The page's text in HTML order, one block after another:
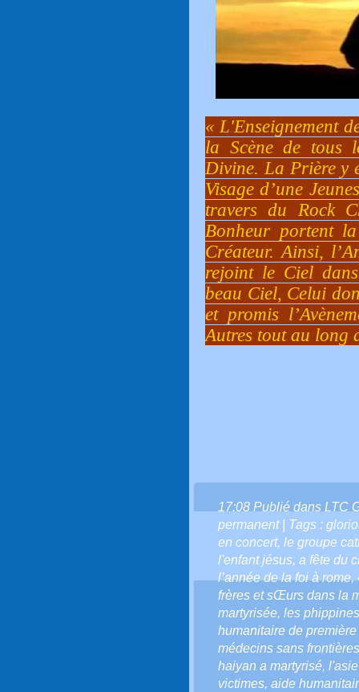
« L'Enseignement
la Scène de tous
Divine. La Prière y
Visage d’une
travers du Rock
Bonheur portent
Créateur. Ainsi,
rejoint le Ciel
beau Ciel, Celui
et promis
Autres tout au long
17:08 Publié dans LTC
permanent| Tags :
en concert, le groupe
l'enfant jésus, a fête du
l’année de la foi à rome,
frères et sŒurs dans la
martyrisée, les
humanitaire de
médecins sans frontières
haiyan a martyrisé,
victimes, aide